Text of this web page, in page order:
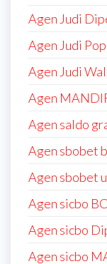
Agen Judi
Agen Judi
Agen Judi
Agen
Agen saldo
Agen sbobet
Agen sbobet
Agen sicbo
Agen sicbo
Agen sicbo